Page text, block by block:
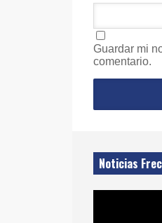
Guardar mi
comentario.
Noticias